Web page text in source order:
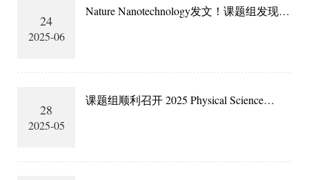
24
2025-06
Nature Nanotechnology发文！课题组发现零
28
2025-05
课题组顺利召开 2025 Physical Science